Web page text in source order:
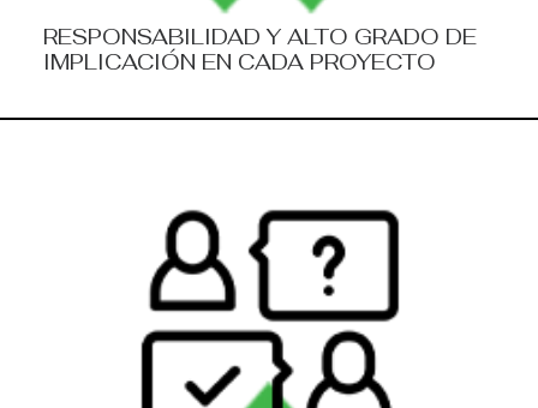
RESPONSABILIDAD Y ALTO GRADO DE
IMPLICACIÓN EN CADA PROYECTO